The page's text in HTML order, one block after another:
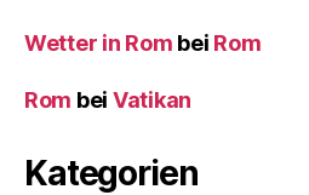
Wetter in Rom bei Rom
Rom bei Vatikan
Kategorien